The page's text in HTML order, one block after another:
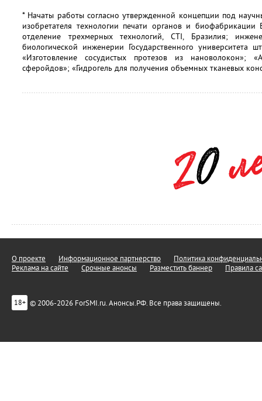
* Начаты работы согласно утвержденной концепции под
изобретателя технологии печати органов и
отделение трехмерных технологий, CTI, Бразилия;
биологической инженерии Государственного университета
«Изготовление сосудистых протезов из нановолокон»;
сферойдов»; «Гидрогель для получения объемных тканевых
О проекте Информационное партнерство
Политика
Реклама на сайте
Срочные анонсы Разместить баннер Правила
18+ © 2006-2026 ForSMI.ru. Анонсы.РФ. Все права защищены.